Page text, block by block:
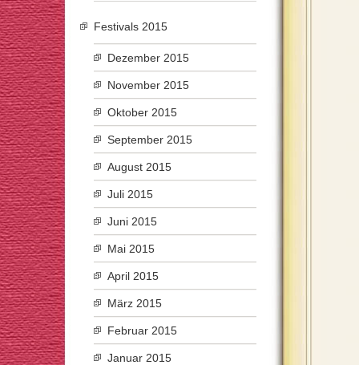
Festivals 2015
Dezember 2015
November 2015
Oktober 2015
September 2015
August 2015
Juli 2015
Juni 2015
Mai 2015
April 2015
März 2015
Februar 2015
Januar 2015